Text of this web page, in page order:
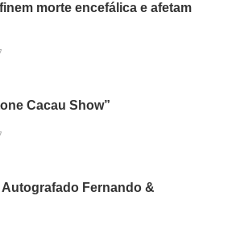
morte encefálica e afetam
Cacau Show”
Fernando &